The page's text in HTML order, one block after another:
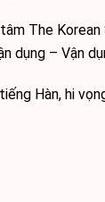
The
dụng – Vận
Hàn, hi